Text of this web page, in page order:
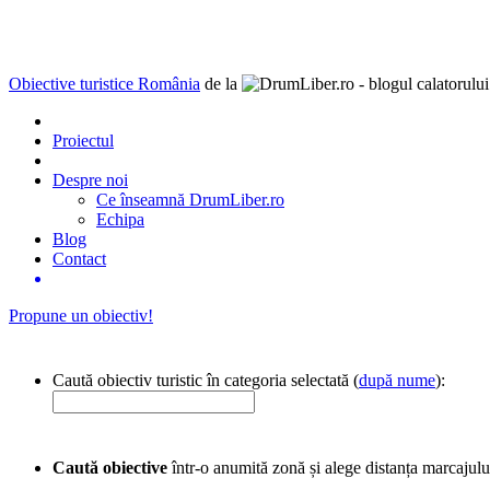
Obiective turistice România de la
Proiectul
Despre noi
Ce înseamnă DrumLiber.ro
Echipa
Blog
Contact
Propune un obiectiv!
Caută obiectiv turistic în categoria selectată (după nume):
Caută obiectiveîntr-o anumită zonă și alege distanța